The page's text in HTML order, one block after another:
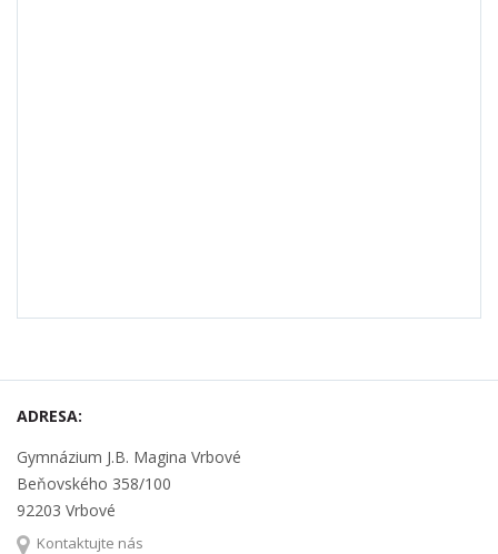
ADRESA:
Gymnázium J.B. Magina Vrbové
Beňovského 358/100
92203 Vrbové
Kontaktujte nás